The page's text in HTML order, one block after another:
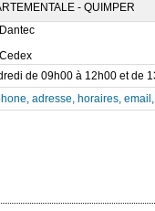
- QUIMPER
de 09h00 à 12h00 et de
adresse, horaires,